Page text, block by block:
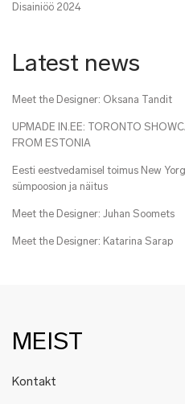
Disainiöö 2024
Latest news
Meet the Designer: Oksana Tandit
UPMADE IN.EE: TORONTO
FROM ESTONIA
Eesti eestvedamisel toimus New
sümpoosion ja näitus
Meet the Designer: Juhan Soomets
Meet the Designer: Katarina Sarap
MEIST
Kontakt